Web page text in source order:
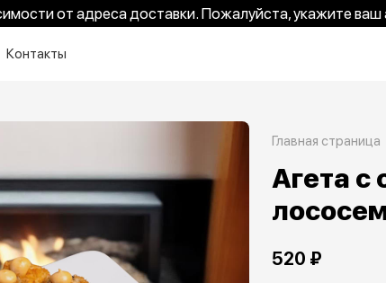
от адреса доставки. Пожалуйста, укажите
Контакты
Главная страница
Агета с
520 ₽